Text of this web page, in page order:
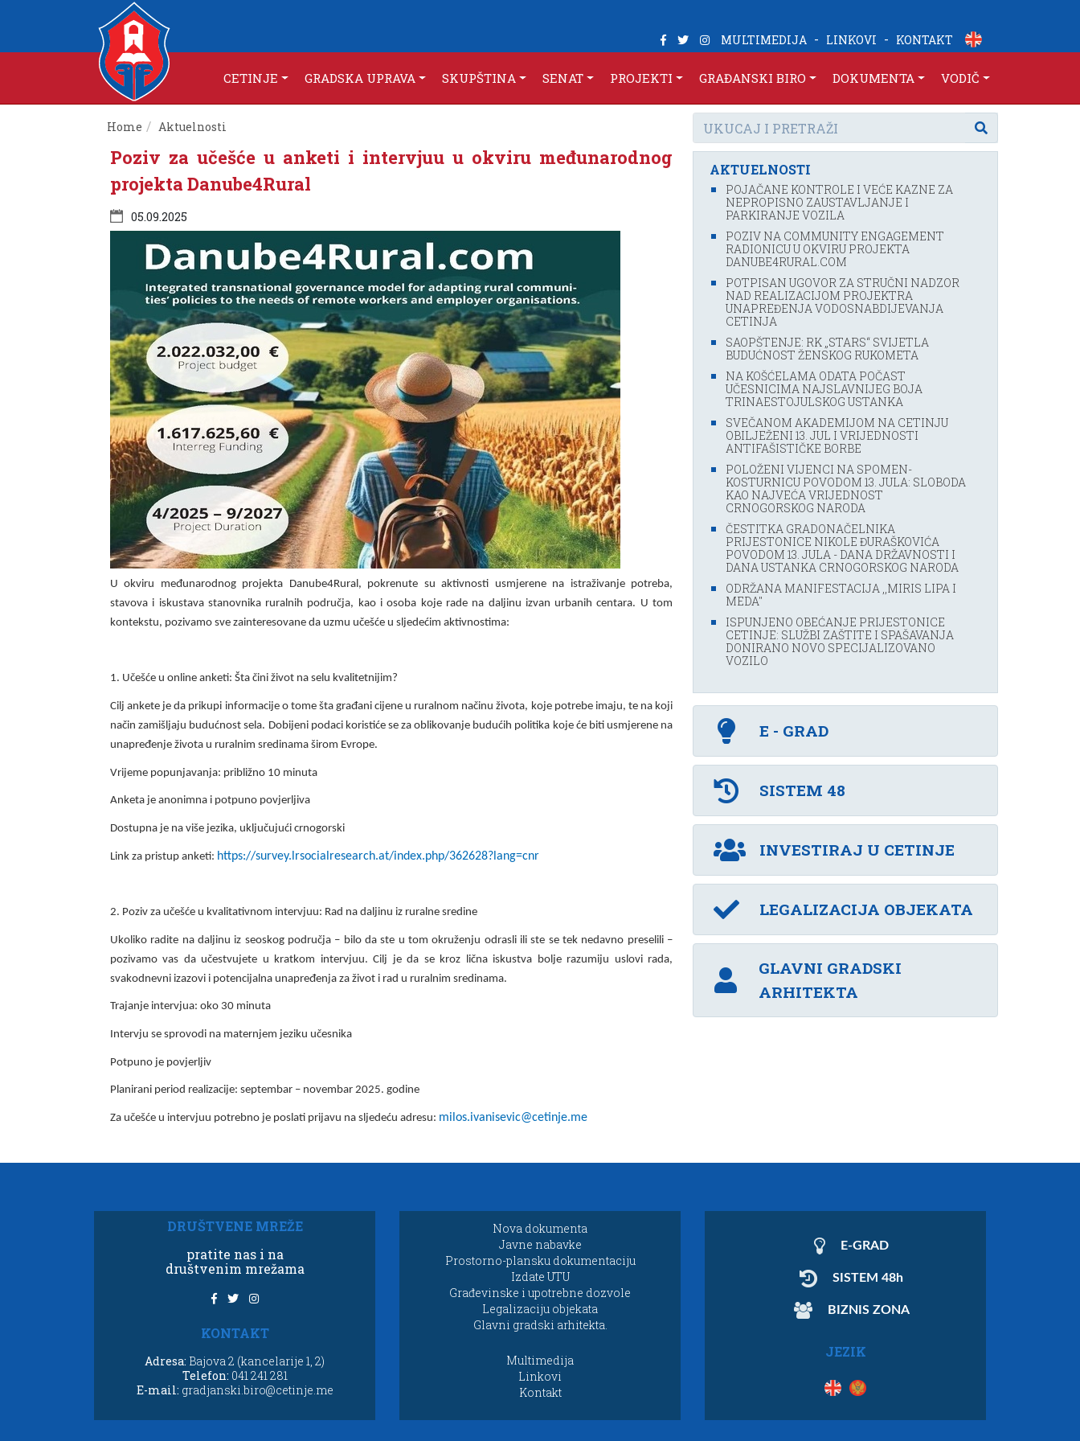
MULTIMEDIJA - LINKOVI - KONTAKT
CETINJE GRADSKA UPRAVA SKUPŠTINA SENAT PROJEKTI GRAĐANSKI BIRO DOKUMENTA VODIČ
Home Aktuelnosti
Poziv za učešće u anketi i intervjuu u okviru međunarodnog
projekta Danube4Rural
05.09.2025
U okviru međunarodnog projekta Danube4Rural, pokrenute su aktivnosti usmjerene na istraživanje potreba,
stavova i iskustava stanovnika ruralnih područja, kao i osoba koje rade na daljinu izvan urbanih centara. U tom
kontekstu, pozivamo sve zainteresovane da uzmu učešće u sljedećim aktivnostima:
1. Učešće u online anketi: Šta čini život na selu kvalitetnijim?
Cilj ankete je da prikupi informacije o tome šta građani cijene u ruralnom načinu života, koje potrebe imaju, te na koji
način zamišljaju budućnost sela. Dobijeni podaci koristiće se za oblikovanje budućih politika koje će biti usmjerene na
unapređenje života u ruralnim sredinama širom Evrope.
Vrijeme popunjavanja: približno 10 minuta
Anketa je anonimna i potpuno povjerljiva
Dostupna je na više jezika, uključujući crnogorski
Link za pristup anketi: https://survey.lrsocialresearch.at/index.php/362628?lang=cnr
2. Poziv za učešće u kvalitativnom intervjuu: Rad na daljinu iz ruralne sredine
Ukoliko radite na daljinu iz seoskog područja – bilo da ste u tom okruženju odrasli ili ste se tek nedavno preselili –
pozivamo vas da učestvujete u kratkom intervjuu. Cilj je da se kroz lična iskustva bolje razumiju uslovi rada,
svakodnevni izazovi i potencijalna unapređenja za život i rad u ruralnim sredinama.
Trajanje intervjua: oko 30 minuta
Intervju se sprovodi na maternjem jeziku učesnika
Potpuno je povjerljiv
Planirani period realizacije: septembar – novembar 2025. godine
Za učešće u intervjuu potrebno je poslati prijavu na sljedeću adresu: milos.ivanisevic@cetinje.me
AKTUELNOSTI
POJAČANE KONTROLE I VEĆE KAZNE ZA
NEPROPISNO ZAUSTAVLJANJE I
PARKIRANJE VOZILA
POZIV NA COMMUNITY ENGAGEMENT
RADIONICU U OKVIRU PROJEKTA
DANUBE4RURAL.COM
POTPISAN UGOVOR ZA STRUČNI NADZOR
NAD REALIZACIJOM PROJEKTRA
UNAPREĐENJA VODOSNABDIJEVANJA
CETINJA
SAOPŠTENJE: RK „STARS“ SVIJETLA
BUDUĆNOST ŽENSKOG RUKOMETA
NA KOŠĆELAMA ODATA POČAST
UČESNICIMA NAJSLAVNIJEG BOJA
TRINAESTOJULSKOG USTANKA
SVEČANOM AKADEMIJOM NA CETINJU
OBILJEŽENI 13. JUL I VRIJEDNOSTI
ANTIFAŠISTIČKE BORBE
POLOŽENI VIJENCI NA SPOMEN-
KOSTURNICU POVODOM 13. JULA: SLOBODA
KAO NAJVEĆA VRIJEDNOST
CRNOGORSKOG NARODA
ČESTITKA GRADONAČELNIKA
PRIJESTONICE NIKOLE ĐURAŠKOVIĆA
POVODOM 13. JULA - DANA DRŽAVNOSTI I
DANA USTANKA CRNOGORSKOG NARODA
ODRŽANA MANIFESTACIJA ,,MIRIS LIPA I
MEDA''
ISPUNJENO OBEĆANJE PRIJESTONICE
CETINJE: SLUŽBI ZAŠTITE I SPAŠAVANJA
DONIRANO NOVO SPECIJALIZOVANO
VOZILO
E - GRAD
SISTEM 48
INVESTIRAJ U CETINJE
LEGALIZACIJA OBJEKATA
GLAVNI GRADSKI
ARHITEKTA
DRUŠTVENE MREŽE
pratite nas i na
društvenim mrežama
KONTAKT
Adresa: Bajova 2 (kancelarije 1, 2)
Telefon: 041 241 281
E-mail: gradjanski.biro@cetinje.me
Nova dokumenta
Javne nabavke
Prostorno-plansku dokumentaciju
Izdate UTU
Građevinske i upotrebne dozvole
Legalizaciju objekata
Glavni gradski arhitekta.
Multimedija
Linkovi
Kontakt
E-GRAD
SISTEM 48h
BIZNIS ZONA
JEZIK